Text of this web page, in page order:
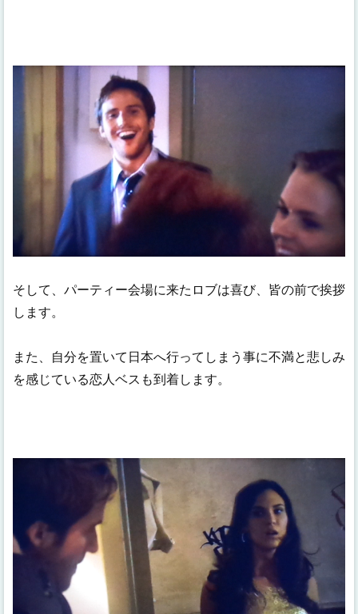
そして、パーティー会場に来たロブは喜び、皆の前で挨拶
します。
また、自分を置いて日本へ行ってしまう事に不満と悲しみ
を感じている恋人ベスも到着します。